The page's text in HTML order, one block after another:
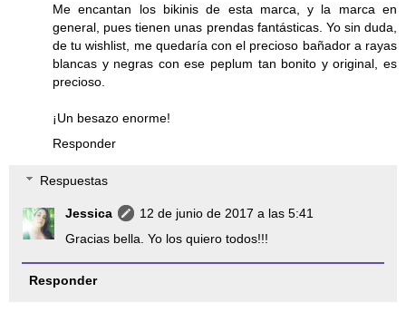
Me encantan los bikinis de esta marca, y la marca en
general, pues tienen unas prendas fantásticas. Yo sin duda,
de tu wishlist, me quedaría con el precioso bañador a rayas
blancas y negras con ese peplum tan bonito y original, es
precioso.
¡Un besazo enorme!
Responder
Respuestas
Jessica
12 de junio de 2017 a las 5:41
Gracias bella. Yo los quiero todos!!!
Responder